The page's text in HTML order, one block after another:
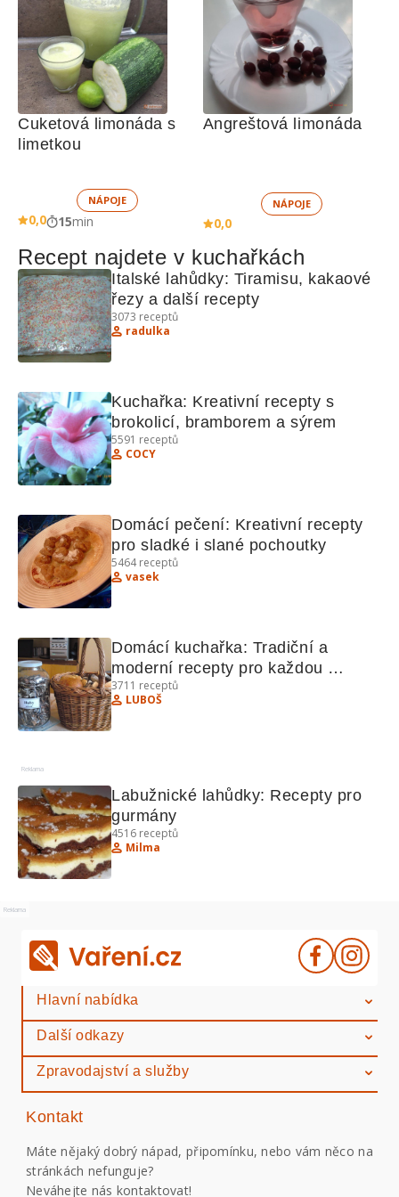
Cuketová limonáda s
limetkou
NÁPOJE
0,0 15min
Angreštová limonáda
NÁPOJE
0,0
Recept najdete v kuchařkách
Italské lahůdky: Tiramisu, kakaové
řezy a další recepty
3073 receptů
radulka
Kuchařka: Kreativní recepty s
brokolicí, bramborem a sýrem
5591 receptů
COCY
Domácí pečení: Kreativní recepty
pro sladké i slané pochoutky
5464receptů
vasek
Domácí kuchařka: Tradiční a
moderní recepty pro každou
příležitost
3711 receptů
LUBOŠ
Reklama
Labužnické lahůdky: Recepty pro
gurmány
4516 receptů
Milma
Reklama
Hlavní nabídka
Další odkazy
Zpravodajství a služby
Kontakt
Máte nějaký dobrý nápad, připomínku, nebo vám něco na
stránkách nefunguje?
Neváhejte nás kontaktovat!